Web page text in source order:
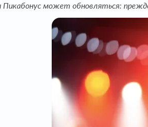
Пикабонус может обновляться: